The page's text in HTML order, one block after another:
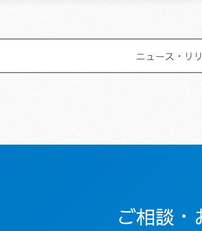
ニュース・リ
ご相談・